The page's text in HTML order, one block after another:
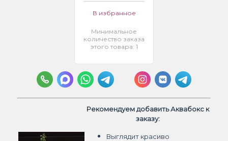
В избранное
Минимальное
количество заказа
этого товара: 1
Рекомендуем добавить Аквабокс к
заказу:
Выглядит красиво